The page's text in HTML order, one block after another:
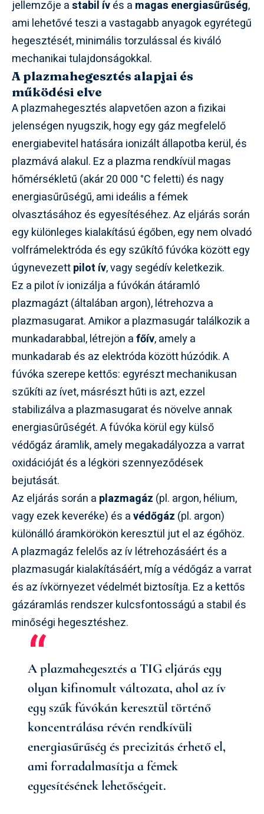
jellemzője astabil ívés a magas energiasűrűség,
ami lehetővé teszi a vastagabb anyagok egyrétegű
hegesztését, minimális torzulással és kiváló
mechanikai tulajdonságokkal.
A plazmahegesztés alapjai és
működési elve
A plazmahegesztés alapvetően azon a fizikai
jelenségen nyugszik, hogy egy gáz megfelelő
energiabevitel hatására ionizált állapotba kerül, és
plazmává alakul. Ez a plazma rendkívül magas
hőmérsékletű (akár 20 000 °C feletti) és nagy
energiasűrűségű, ami ideális a fémek
olvasztásához és egyesítéséhez. Az eljárás során
egy különleges kialakítású égőben, egy nem olvadó
volfrámelektróda és egy szűkítő fúvóka között egy
úgynevezettpilot ív, vagy segédív keletkezik.
Ez a pilot ív ionizálja a fúvókán átáramló
plazmagázt (általában argon), létrehozva a
plazmasugarat. Amikor a plazmasugár találkozik a
munkadarabbal, létrejön afőív, amely a
munkadarab és az elektróda között húzódik. A
fúvóka szerepe kettős: egyrészt mechanikusan
szűkíti az ívet, másrészt hűti is azt, ezzel
stabilizálva a plazmasugarat és növelve annak
energiasűrűségét. A fúvóka körül egy külső
védőgáz áramlik, amely megakadályozza a varrat
oxidációját és a légköri szennyeződések
bejutását.
Az eljárás során a plazmagáz (pl. argon, hélium,
vagy ezek keveréke) és avédőgáz (pl. argon)
különálló áramkörökön keresztül jut el az égőhöz.
A plazmagáz felelős az ív létrehozásáért és a
plazmasugár kialakításáért, míg a védőgáz a varrat
és az ívkörnyezet védelmét biztosítja. Ez a kettős
gázáramlás rendszer kulcsfontosságú a stabil és
minőségi hegesztéshez.
A plazmahegesztés a TIG eljárás egy
olyan kifinomult változata, ahol az ív
egy szűk fúvókán keresztül történő
koncentrálása révén rendkívüli
energiasűrűség és precizitás érhető el,
ami forradalmasítja a fémek
egyesítésének lehetőségeit.